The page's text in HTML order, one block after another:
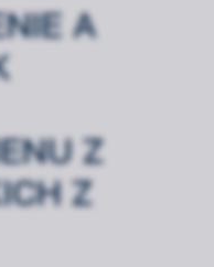
A
Z
Z